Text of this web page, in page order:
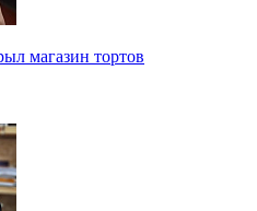
магазин тортов